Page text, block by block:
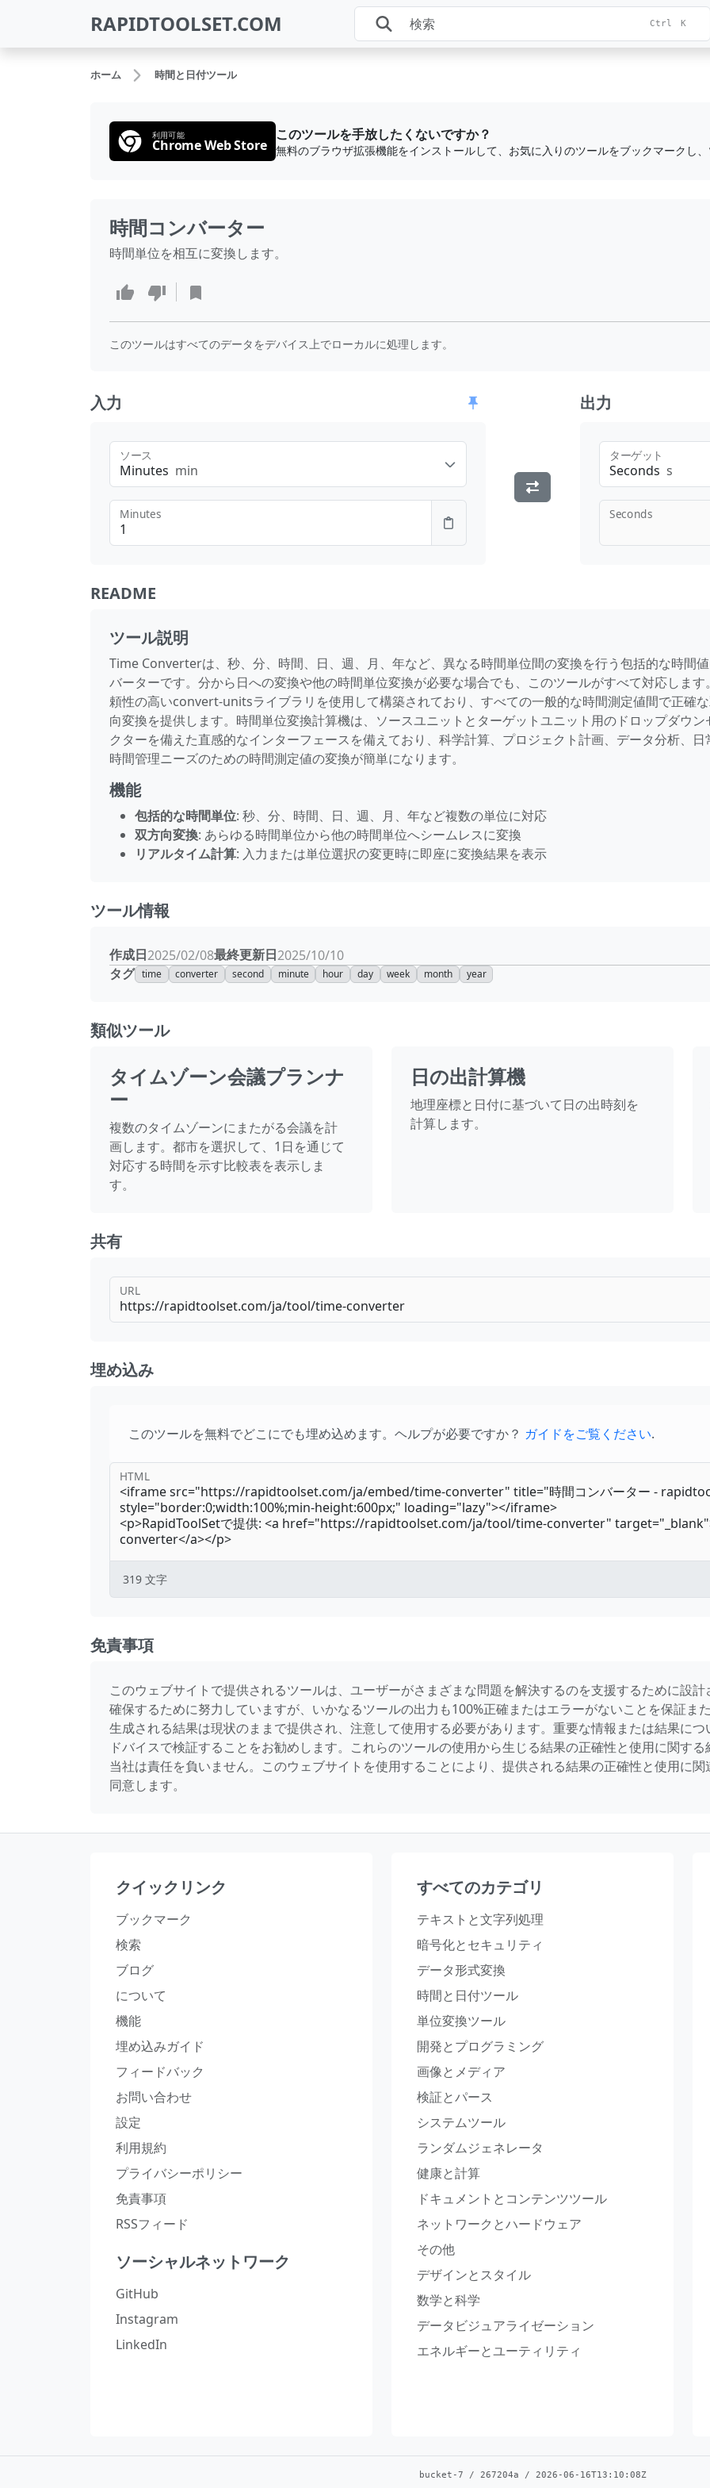
RAPIDTOOLSET.COM Ctrl K
ホーム 時間と日付ツール
利用可能
Chrome Web Store
このツールを手放したくないですか？
時間コンバーター
時間単位を相互に変換します。
このツールはすべてのデータをデバイス上でローカルに処理します。
入力
Minutes min
ソース
Minutes
出力
Seconds s
ターゲット
Seconds
README
ツール説明
Time Converterは、秒、分、時間、日、週、月、年など、異なる時間単位間の変換を行う包括的な時間
バーターです。分から日への変換や他の時間単位変換が必要な場合でも、このツールがすべて対応します
頼性の高いconvert-unitsライブラリを使用して構築されており、すべての一般的な時間測定値間で正確
向変換を提供します。時間単位変換計算機は、ソースユニットとターゲットユニット用のドロップダウン
クターを備えた直感的なインターフェースを備えており、科学計算、プロジェクト計画、データ分析、日
時間管理ニーズのための時間測定値の変換が簡単になります。
機能
包括的な時間単位: 秒、分、時間、日、週、月、年など複数の単位に対応
双方向変換: あらゆる時間単位から他の時間単位へシームレスに変換
リアルタイム計算: 入力または単位選択の変更時に即座に変換結果を表示
ツール情報
作成日2025/02/08最終更新日2025/10/10
タグ time converter second minute hour day week month year
類似ツール
タイムゾーン会議プランナ
ー
複数のタイムゾーンにまたがる会議を計
画します。都市を選択して、1日を通じて
対応する時間を示す比較表を表示しま
す。
日の出計算機
地理座標と日付に基づいて日の出時刻を
計算します。
共有
URL
埋め込み
このツールを無料でどこにでも埋め込めます。ヘルプが必要ですか？ ガイドをご覧ください.
HTML
319 文字
免責事項
このウェブサイトで提供されるツールは、ユーザーがさまざまな問題を解決するのを支援するために設
確保するために努力していますが、いかなるツールの出力も100%正確またはエラーがないことを保証ま
生成される結果は現状のままで提供され、注意して使用する必要があります。重要な情報または結果に
ドバイスで検証することをお勧めします。これらのツールの使用から生じる結果の正確性と使用に関する
当社は責任を負いません。このウェブサイトを使用することにより、提供される結果の正確性と使用に
同意します。
クイックリンク
ブックマーク
検索
ブログ
について
機能
埋め込みガイド
フィードバック
お問い合わせ
設定
利用規約
プライバシーポリシー
免責事項
RSSフィード
ソーシャルネットワーク
GitHub
Instagram
LinkedIn
すべてのカテゴリ
テキストと文字列処理
暗号化とセキュリティ
データ形式変換
時間と日付ツール
単位変換ツール
開発とプログラミング
画像とメディア
検証とパース
システムツール
ランダムジェネレータ
健康と計算
ドキュメントとコンテンツツール
ネットワークとハードウェア
その他
デザインとスタイル
数学と科学
データビジュアライゼーション
エネルギーとユーティリティ
bucket-7 / 267204a / 2026-06-16T13:10:08Z